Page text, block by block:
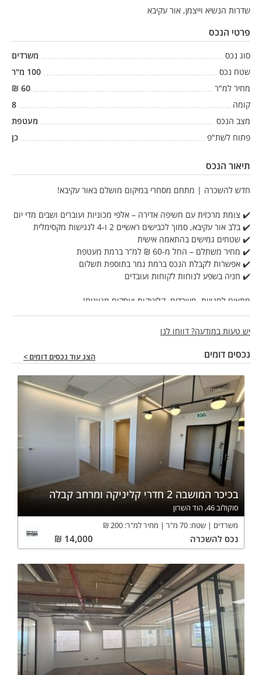
שדרות הנשיא וייצמן, אור עקיבא
פרטי הנכס
סוג נכס
משרדים
שטח נכס
100 מ"ר
מחיר למ"ר
60
₪
קומה
8
מצב הנכס
מעטפת
פתוח לשת"פ
כן
תיאור הנכס
חדש להשכרה | מתחם מסחרי במיקום מושלם באור עקיבא!
✔️ צומת מרכזית עם חשיפה אדירה – אלפי מכוניות ועוברים ושבים מדי יום
✔️ בלב אור עקיבא, סמוך לכבישים ראשיים 2 ו-4 לנגישות מקסימלית
✔️ שטחים גמישים בהתאמה אישית
✔️ מחיר משתלם – החל מ-60 ₪ למ”ר ברמת מעטפת
✔️ אפשרות לקבלת הנכס ברמת גמר בתוספת תשלום
✔️ חניה בשפע לנוחות לקוחות ועובדים
מתאים לחנויות, משרדים, קליניקות ועסקים מגוונים!
עדי זקן נדל״ן מסחרי
יש טעות במודעה? דווחו לנו
נכסים דומים הצג עוד נכסים דומים >
בכיכר המושבה 2 חדרי קליניקה ומרחב קבלה
סוקולוב 46, הוד השרון
משרדים
שטח: 70 מ"ר מחיר למ"ר: 200
₪
נכס להשכרה 14,000
₪